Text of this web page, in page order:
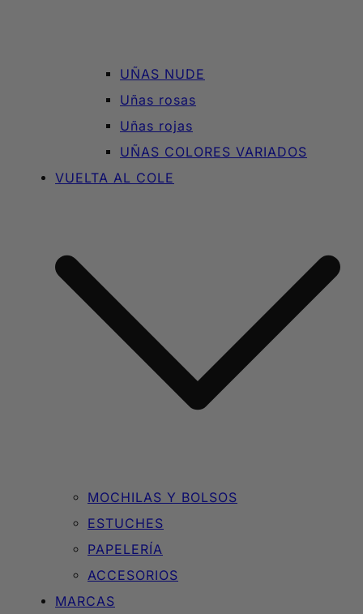
UÑAS NUDE
Uñas rosas
Uñas rojas
UÑAS COLORES VARIADOS
VUELTA AL COLE
MOCHILAS Y BOLSOS
ESTUCHES
PAPELERÍA
ACCESORIOS
MARCAS